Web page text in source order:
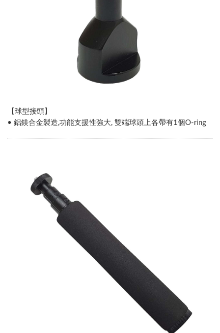
【球型接頭】
• 鋁鎂合金製造,功能支援性強大, 雙端球頭上各帶有1個O-ring